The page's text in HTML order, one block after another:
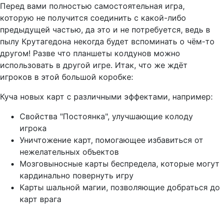
Перед вами полностью самостоятельная игра,
которую не получится соединить с какой-либо
предыдущей частью, да это и не потребуется, ведь в
пылу Крутагедона некогда будет вспоминать о чём-то
другом! Разве что планшеты колдунов можно
использовать в другой игре. Итак, что же ждёт
игроков в этой большой коробке:
Куча новых карт с различными эффектами, например:
Свойства "Постоянка", улучшающие колоду
игрока
Уничтожение карт, помогающее избавиться от
нежелательных объектов
Мозговыносные карты беспредела, которые могут
кардинально повернуть игру
Карты шальной магии, позволяющие добраться до
карт врага